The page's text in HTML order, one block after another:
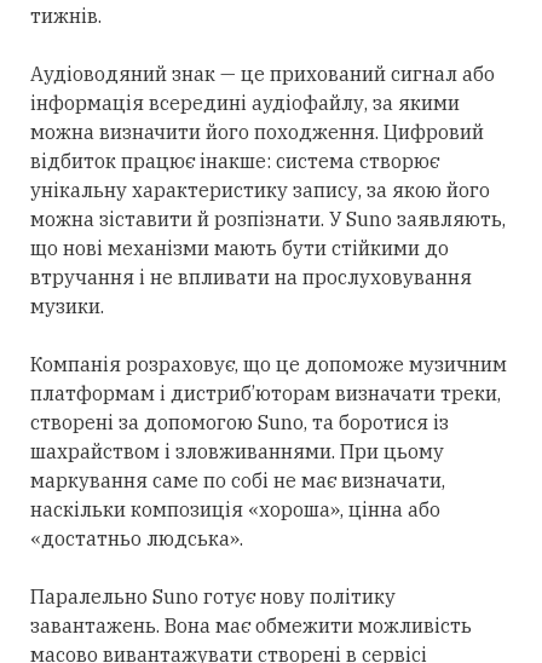
тижнів.
Аудіоводяний знак — це прихований сигнал або
інформація всередині аудіофайлу, за якими
можна визначити його походження. Цифровий
відбиток працює інакше: система створює
унікальну характеристику запису, за якою його
можна зіставити й розпізнати. У Suno заявляють,
що нові механізми мають бути стійкими до
втручання і не впливати на прослуховування
музики.
Компанія розраховує, що це допоможе музичним
платформам і дистриб’юторам визначати треки,
створені за допомогою Suno, та боротися із
шахрайством і зловживаннями. При цьому
маркування саме по собі не має визначати,
наскільки композиція «хороша», цінна або
«достатньо людська».
Паралельно Suno готує нову політику
завантажень. Вона має обмежити можливість
масово вивантажувати створені в сервісі